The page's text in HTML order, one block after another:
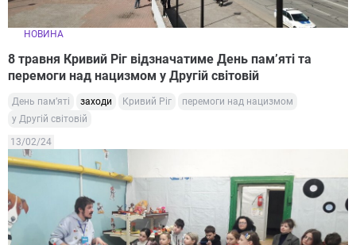
НОВИНА
8 травня Кривий Ріг відзначатиме День пам’яті та
перемоги над нацизмом у Другій світовій
День пам’яті заходи Кривий Ріг
перемоги над нацизмом
у Другій світовій
13/02/24